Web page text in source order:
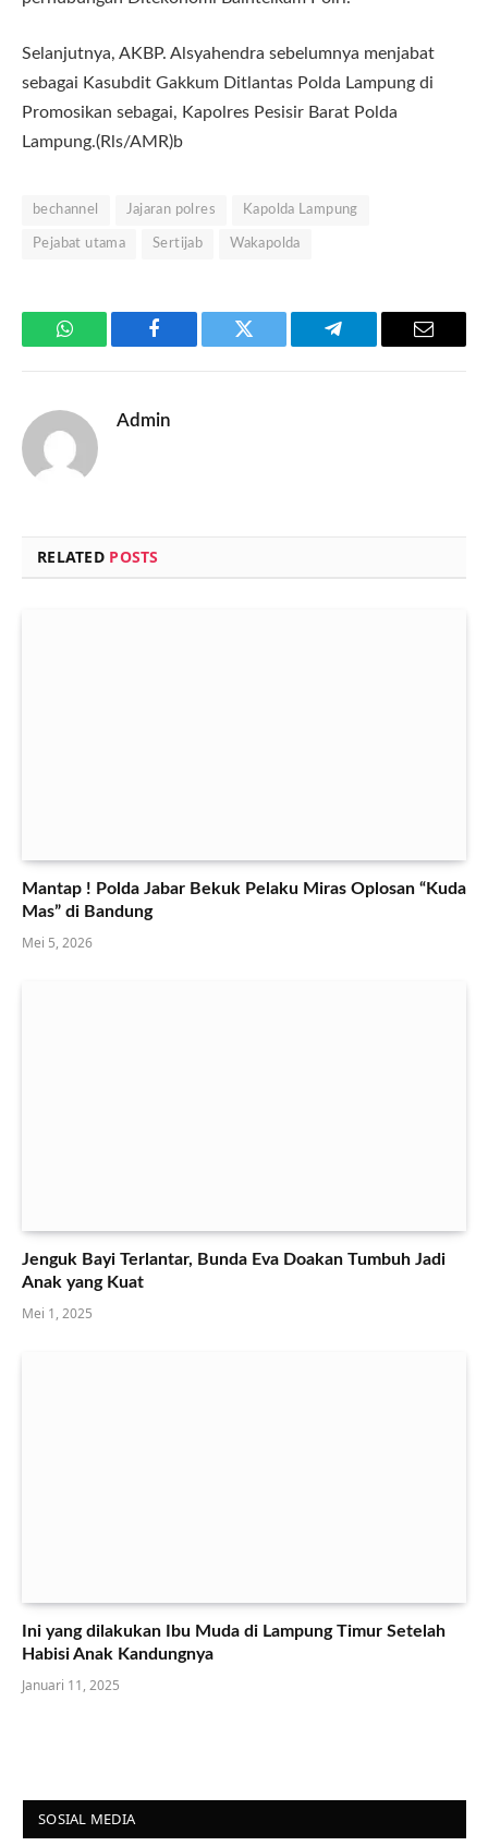
Selanjutnya, AKBP. Alsyahendra sebelumnya menjabat
sebagai Kasubdit Gakkum Ditlantas Polda Lampung di
Promosikan sebagai, Kapolres Pesisir Barat Polda
Lampung.(Rls/AMR)b
bechannel Jajaran polres Kapolda Lampung
Pejabat utama Sertijab Wakapolda
WhatsApp Facebook Twitter Telegram Email
Admin
RELATED POSTS
Mantap ! Polda Jabar Bekuk Pelaku Miras Oplosan “Kuda
Mas” di Bandung
Mei 5, 2026
Jenguk Bayi Terlantar, Bunda Eva Doakan Tumbuh Jadi
Anak yang Kuat
Mei 1, 2025
Ini yang dilakukan Ibu Muda di Lampung Timur Setelah
Habisi Anak Kandungnya
Januari 11, 2025
SOSIAL MEDIA